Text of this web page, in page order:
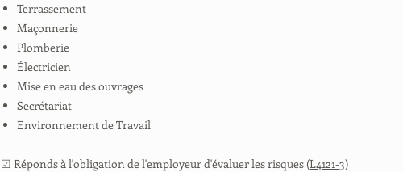
Terrassement
Maçonnerie
Plomberie
Électricien
Mise en eau des ouvrages
Secrétariat
Environnement de Travail
☑ Réponds à l'obligation de l'employeur d'évaluer les risques (L4121-3)